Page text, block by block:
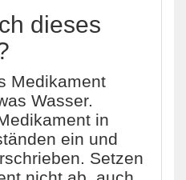
dieses
Medikament
Wasser.
in
ein und
Setzen